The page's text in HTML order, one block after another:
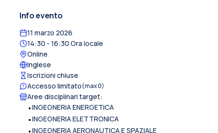
Info evento
11 marzo 2026
14:30 - 16:30 Ora locale
Online
Inglese
Iscrizioni chiuse
Accesso limitato(max0)
Aree disciplinari target:
•INGEGNERIA ENERGETICA
•INGEGNERIA ELETTRONICA
INGEGNERIA AERONAUTICA E SPAZIALE